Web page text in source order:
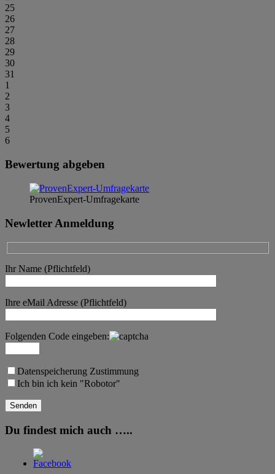
25
26
27
28
29
30
31
1
2
3
4
5
6
Bewertung abgeben
ProvenExpert-Umfragekarte
Newletter Anmeldung
Ihr Name (Pflichtfeld)
Ihre eMail Adresse (Pflichtfeld)
Folgenden Code eingeben:
Datenspeicherung Zustimmung
Ich bin ich kein "Robotor"
Du findest mich auch …..